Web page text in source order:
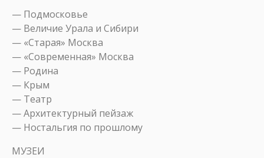
— Подмосковье
— Величие Урала и Сибири
— «Старая» Москва
— «Современная» Москва
— Родина
— Крым
— Театр
— Архитектурный пейзаж
— Ностальгия по прошлому
МУЗЕИ